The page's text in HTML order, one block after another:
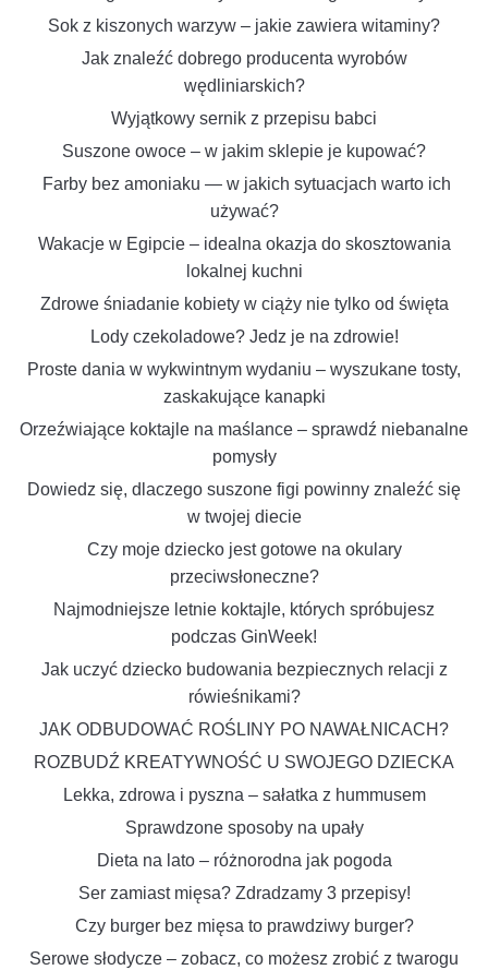
Sok z kiszonych warzyw – jakie zawiera witaminy?
Jak znaleźć dobrego producenta wyrobów
wędliniarskich?
Wyjątkowy sernik z przepisu babci
Suszone owoce – w jakim sklepie je kupować?
Farby bez amoniaku — w jakich sytuacjach warto ich
używać?
Wakacje w Egipcie – idealna okazja do skosztowania
lokalnej kuchni
Zdrowe śniadanie kobiety w ciąży nie tylko od święta
Lody czekoladowe? Jedz je na zdrowie!
Proste dania w wykwintnym wydaniu – wyszukane tosty,
zaskakujące kanapki
Orzeźwiające koktajle na maślance – sprawdź niebanalne
pomysły
Dowiedz się, dlaczego suszone figi powinny znaleźć się
w twojej diecie
Czy moje dziecko jest gotowe na okulary
przeciwsłoneczne?
Najmodniejsze letnie koktajle, których spróbujesz
podczas GinWeek!
Jak uczyć dziecko budowania bezpiecznych relacji z
rówieśnikami?
JAK ODBUDOWAĆ ROŚLINY PO NAWAŁNICACH?
ROZBUDŹ KREATYWNOŚĆ U SWOJEGO DZIECKA
Lekka, zdrowa i pyszna – sałatka z hummusem
Sprawdzone sposoby na upały
Dieta na lato – różnorodna jak pogoda
Ser zamiast mięsa? Zdradzamy 3 przepisy!
Czy burger bez mięsa to prawdziwy burger?
Serowe słodycze – zobacz, co możesz zrobić z twarogu